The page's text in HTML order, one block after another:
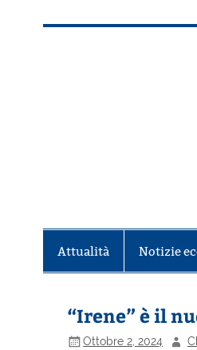
Attualità Notizie
“Irene” è il
Ottobre 2, 2024